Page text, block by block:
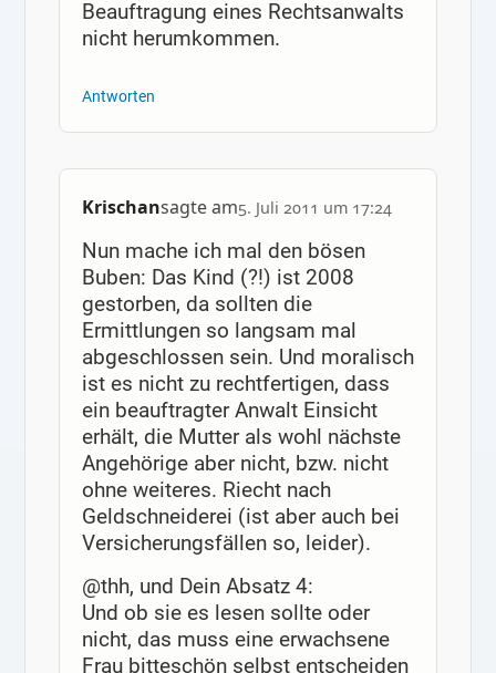
Beauftragung eines Rechtsanwalts
nicht herumkommen.
Antworten
Krischansagte am5. Juli 2011 um 17:24
Nun mache ich mal den bösen
Buben: Das Kind (?!) ist 2008
gestorben, da sollten die
Ermittlungen so langsam mal
abgeschlossen sein. Und moralisch
ist es nicht zu rechtfertigen, dass
ein beauftragter Anwalt Einsicht
erhält, die Mutter als wohl nächste
Angehörige aber nicht, bzw. nicht
ohne weiteres. Riecht nach
Geldschneiderei (ist aber auch bei
Versicherungsfällen so, leider).
@thh, und Dein Absatz 4:
Und ob sie es lesen sollte oder
nicht, das muss eine erwachsene
Frau bitteschön selbst entscheiden